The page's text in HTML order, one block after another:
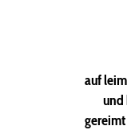
auf
und